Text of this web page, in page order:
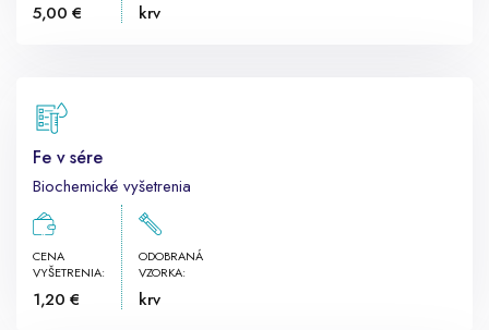
5,00 € krv
Fe v sére
Biochemické vyšetrenia
CENA
VYŠETRENIA:
1,20 €
ODOBRANÁ
VZORKA:
krv